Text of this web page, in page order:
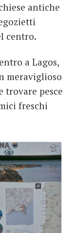
antiche
centro.
a Lagos,
meraviglioso
trovare pesce
freschi